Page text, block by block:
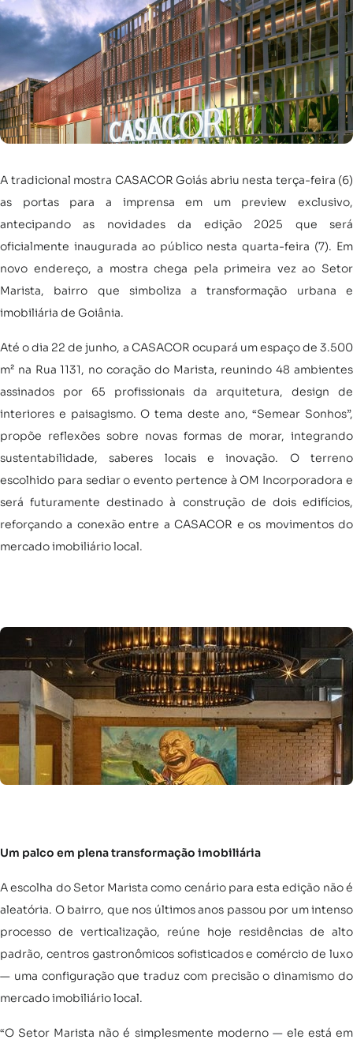
A tradicional mostra CASACOR Goiás abriu nesta terça-feira (6)
as portas para a imprensa em um preview exclusivo,
antecipando as novidades da edição 2025 que será
oficialmente inaugurada ao público nesta quarta-feira (7). Em
novo endereço, a mostra chega pela primeira vez ao Setor
Marista, bairro que simboliza a transformação urbana e
imobiliária de Goiânia.
Até o dia 22 de junho, a CASACOR ocupará um espaço de 3.500
m² na Rua 1131, no coração do Marista, reunindo 48 ambientes
assinados por 65 profissionais da arquitetura, design de
interiores e paisagismo. O tema deste ano, “Semear Sonhos”,
propõe reflexões sobre novas formas de morar, integrando
sustentabilidade, saberes locais e inovação. O terreno
escolhido para sediar o evento pertence à OM Incorporadora e
será futuramente destinado à construção de dois edifícios,
reforçando a conexão entre a CASACOR e os movimentos do
mercado imobiliário local.
Um palco em plena transformação imobiliária
A escolha do Setor Marista como cenário para esta edição não é
aleatória. O bairro, que nos últimos anos passou por um intenso
processo de verticalização, reúne hoje residências de alto
padrão, centros gastronômicos sofisticados e comércio de luxo
— uma configuração que traduz com precisão o dinamismo do
mercado imobiliário local.
“O Setor Marista não é simplesmente moderno — ele está em